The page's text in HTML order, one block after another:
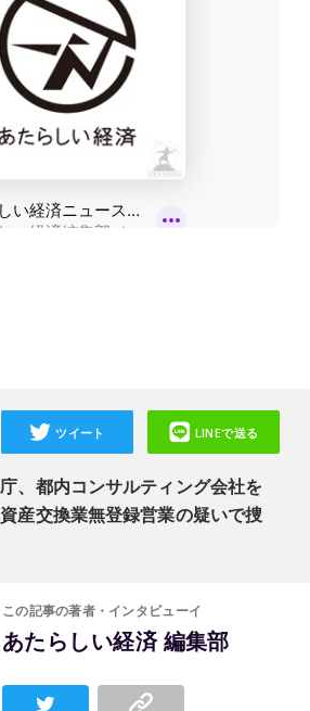
、都内コンサルティング会社を
産交換業無登録営業の疑いで捜
ツイート LINEで送る
この記事の著者・インタビューイ
あたらしい経済 編集部